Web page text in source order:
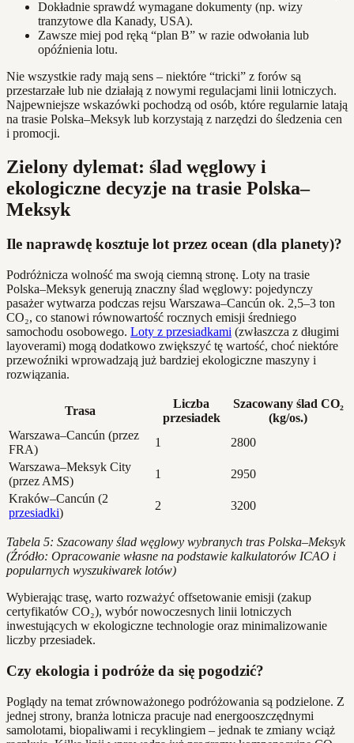
Dokładnie sprawdź wymagane dokumenty (np. wizy
tranzytowe dla Kanady, USA).
Zawsze miej pod ręką “plan B” w razie odwołania lub
opóźnienia lotu.
Nie wszystkie rady mają sens – niektóre “tricki” z forów są
przestarzałe lub nie działają z nowymi regulacjami linii lotniczych.
Najpewniejsze wskazówki pochodzą od osób, które regularnie latają
na trasie Polska–Meksyk lub korzystają z narzędzi do śledzenia cen
i promocji.
Zielony dylemat: ślad węglowy i
ekologiczne decyzje na trasie Polska–
Meksyk
Ile naprawdę kosztuje lot przez ocean (dla planety)?
Podróżnicza wolność ma swoją ciemną stronę. Loty na trasie
Polska–Meksyk generują znaczny ślad węglowy: pojedynczy
pasażer wytwarza podczas rejsu Warszawa–Cancún ok. 2,5–3 ton
CO₂, co stanowi równowartość rocznych emisji średniego
samochodu osobowego. Loty z przesiadkami (zwłaszcza z długimi
layoverami) mogą dodatkowo zwiększyć tę wartość, choć niektóre
przewoźniki wprowadzają już bardziej ekologiczne maszyny i
rozwiązania.
Trasa
Liczba
przesiadek
Szacowany ślad CO₂
(kg/os.)
Warszawa–Cancún (przez
FRA)
1
2800
Warszawa–Meksyk City
(przez AMS)
1
2950
Kraków–Cancún (2
przesiadki)
2 3200
Tabela 5: Szacowany ślad węglowy wybranych tras Polska–Meksyk
(Źródło: Opracowanie własne na podstawie kalkulatorów ICAO i
popularnych wyszukiwarek lotów)
Wybierając trasę, warto rozważyć offsetowanie emisji (zakup
certyfikatów CO₂), wybór nowoczesnych linii lotniczych
inwestujących w ekologiczne technologie oraz minimalizowanie
liczby przesiadek.
Czy ekologia i podróże da się pogodzić?
Poglądy na temat zrównoważonego podróżowania są podzielone. Z
jednej strony, branża lotnicza pracuje nad energooszczędnymi
samolotami, biopaliwami i recyklingiem – jednak te zmiany wciąż